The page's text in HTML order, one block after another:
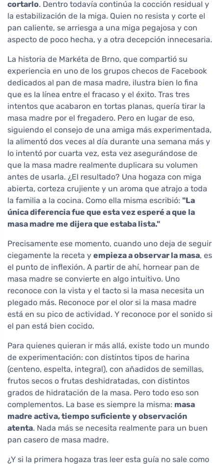
cortarlo. Dentro todavía continúa la cocción residual y
la estabilización de la miga. Quien no resista y corte el
pan caliente, se arriesga a una miga pegajosa y con
aspecto de poco hecha, y a otra decepción innecesaria.
La historia de Markéta de Brno, que compartió su
experiencia en uno de los grupos checos de Facebook
dedicados al pan de masa madre, ilustra bien lo fina
que es la línea entre el fracaso y el éxito. Tras tres
intentos que acabaron en tortas planas, quería tirar la
masa madre por el fregadero. Pero en lugar de eso,
siguiendo el consejo de una amiga más experimentada,
la alimentó dos veces al día durante una semana más y
lo intentó por cuarta vez, esta vez asegurándose de
que la masa madre realmente duplicara su volumen
antes de usarla. ¿El resultado? Una hogaza con miga
abierta, corteza crujiente y un aroma que atrajo a toda
la familia a la cocina. Como ella misma escribió: "La
única diferencia fue que esta vez esperé a que la
masa madre me dijera que estaba lista."
Precisamente ese momento, cuando uno deja de seguir
ciegamente la receta y empieza a observar la masa, es
el punto de inflexión. A partir de ahí, hornear pan de
masa madre se convierte en algo intuitivo. Uno
reconoce con la vista y el tacto si la masa necesita un
plegado más. Reconoce por el olor si la masa madre
está en su pico de actividad. Y reconoce por el sonido si
el pan está bien cocido.
Para quienes quieran ir más allá, existe todo un mundo
de experimentación: con distintos tipos de harina
(centeno, espelta, integral), con añadidos de semillas,
frutos secos o frutas deshidratadas, con distintos
grados de hidratación de la masa. Pero todo eso son
complementos. La base es siempre la misma: masa
madre activa, tiempo suficiente y observación
atenta. Nada más se necesita realmente para un buen
pan casero de masa madre.
¿Y si la primera hogaza tras leer esta guía no sale como